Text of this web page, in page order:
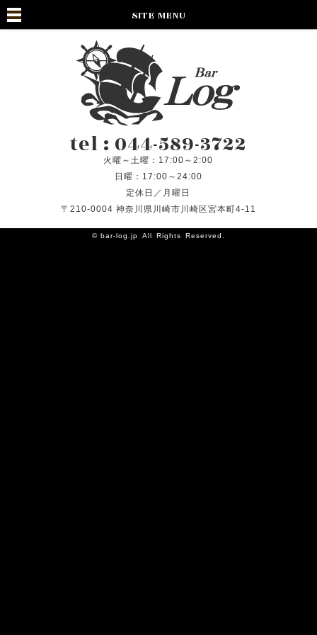
SITE MENU
tel : 044-589-3722
火曜～土曜：17:00～2:00
日曜：17:00～24:00
定休日／月曜日
〒210-0004 神奈川県川崎市川崎区宮本町4-11
© bar-log.jp All Rights Reserved.